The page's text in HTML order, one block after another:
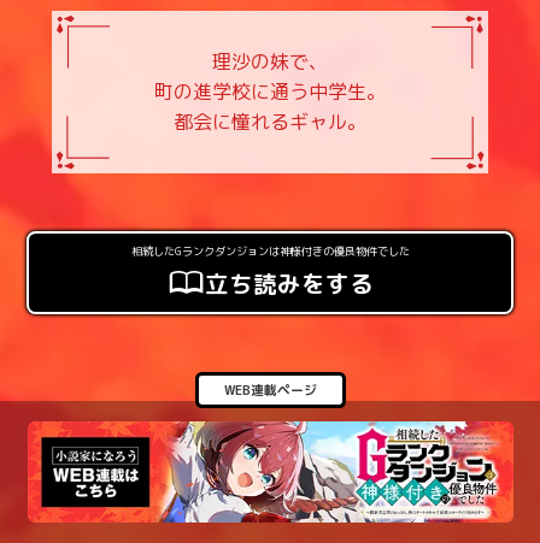
理沙の妹で、
町の進学校に通う中学生。
都会に憧れるギャル。
相続したGランクダンジョンは神様付きの優良物件でした
立ち読みをする
WEB連載ページ